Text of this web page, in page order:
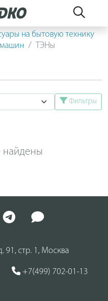
на бытовую технику
ТЭНы
Фильтры
найдены
91, стр. 1, Москва
+7(499) 702-01-13